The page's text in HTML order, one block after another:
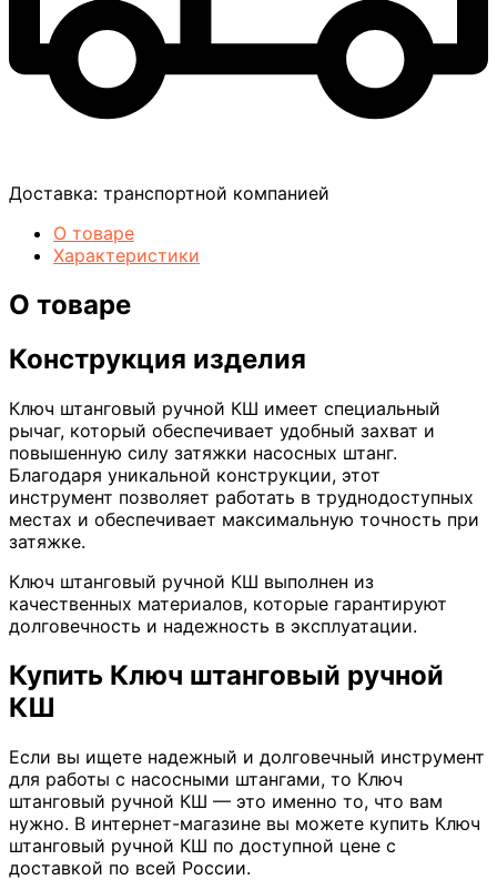
Доставка: транспортной компанией
О товаре
Характеристики
О товаре
Конструкция изделия
Ключ штанговый ручной КШ имеет специальный
рычаг, который обеспечивает удобный захват и
повышенную силу затяжки насосных штанг.
Благодаря уникальной конструкции, этот
инструмент позволяет работать в труднодоступных
местах и обеспечивает максимальную точность при
затяжке.
Ключ штанговый ручной КШ выполнен из
качественных материалов, которые гарантируют
долговечность и надежность в эксплуатации.
Купить Ключ штанговый ручной
КШ
Если вы ищете надежный и долговечный инструмент
для работы с насосными штангами, то Ключ
штанговый ручной КШ — это именно то, что вам
нужно. В интернет-магазине вы можете купить Ключ
штанговый ручной КШ по доступной цене с
доставкой по всей России.